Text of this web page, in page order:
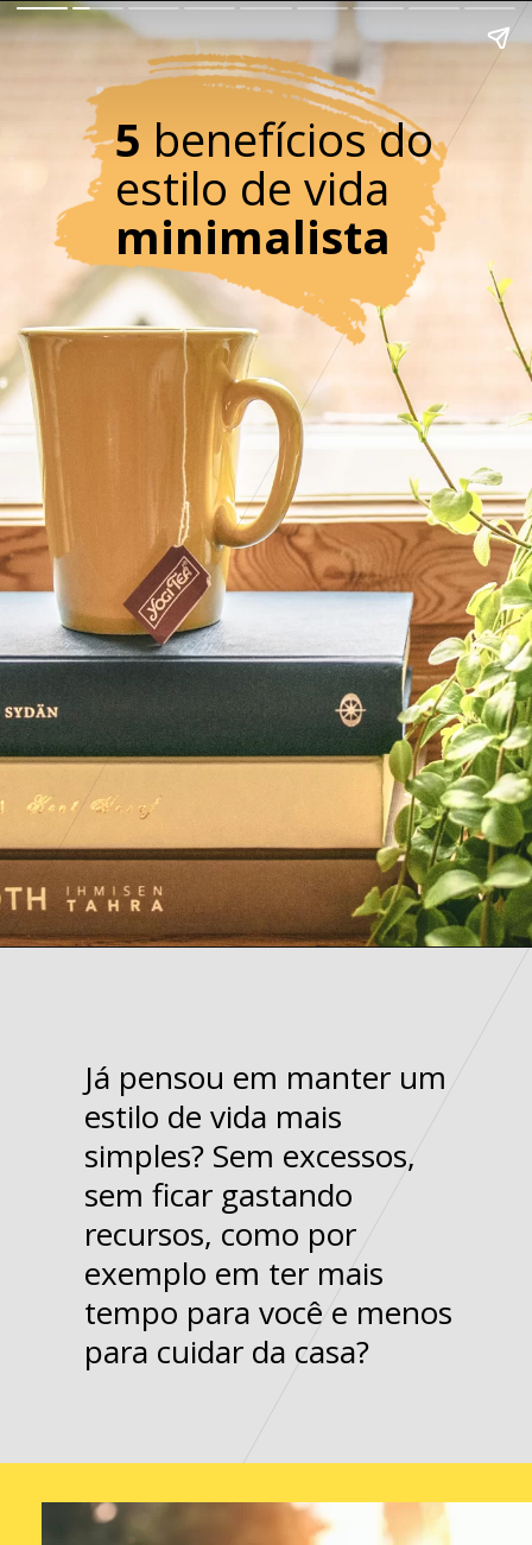
5 benefícios do
estilo de vida
minimalista
Já pensou em manter um
estilo de vida mais
simples? Sem excessos,
sem ficar gastando
recursos, como por
exemplo em ter mais
tempo para você e menos
para cuidar da casa?